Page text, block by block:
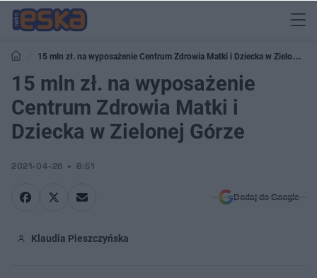
15 mln zł. na wyposażenie Centrum Zdrowia Matki i Dziecka w Zielonej
Górze
15 mln zł. na wyposażenie
Centrum Zdrowia Matki i
Dziecka w Zielonej Górze
2021-04-26 8:51
Dodaj do Google
Klaudia Pieszczyńska